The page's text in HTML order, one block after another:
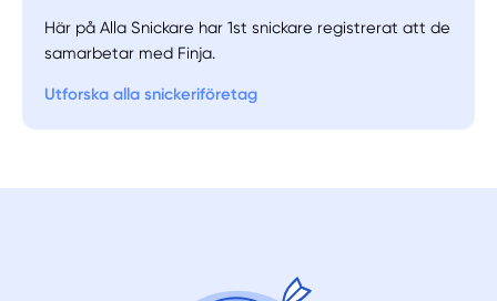
Här på Alla Snickare har 1st snickare registrerat att de
samarbetar med Finja.
Utforska alla snickeriföretag